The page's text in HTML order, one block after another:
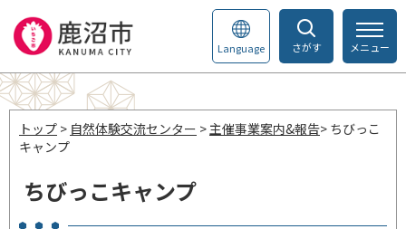
さがす
Language メニュー
トップ > 自然体験交流センター >主催事業案内&報告> ちびっこ
キャンプ
ちびっこキャンプ